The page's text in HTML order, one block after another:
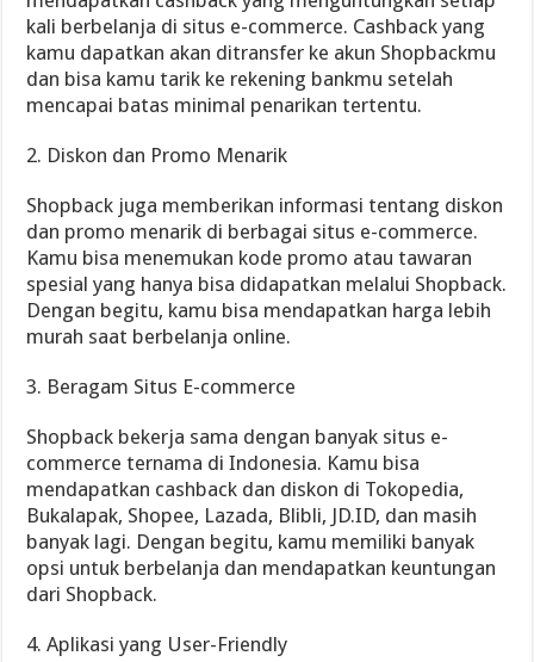
kali berbelanja di situs e-commerce. Cashback yang
kamu dapatkan akan ditransfer ke akun Shopbackmu
dan bisa kamu tarik ke rekening bankmu setelah
mencapai batas minimal penarikan tertentu.
2. Diskon dan Promo Menarik
Shopback juga memberikan informasi tentang diskon
dan promo menarik di berbagai situs e-commerce.
Kamu bisa menemukan kode promo atau tawaran
spesial yang hanya bisa didapatkan melalui Shopback.
Dengan begitu, kamu bisa mendapatkan harga lebih
murah saat berbelanja online.
3. Beragam Situs E-commerce
Shopback bekerja sama dengan banyak situs e-
commerce ternama di Indonesia. Kamu bisa
mendapatkan cashback dan diskon di Tokopedia,
Bukalapak, Shopee, Lazada, Blibli, JD.ID, dan masih
banyak lagi. Dengan begitu, kamu memiliki banyak
opsi untuk berbelanja dan mendapatkan keuntungan
dari Shopback.
4. Aplikasi yang User-Friendly